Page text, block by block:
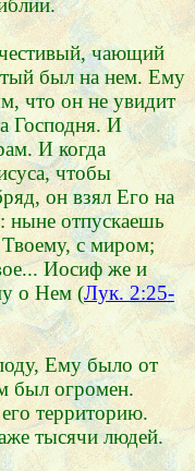
чающий
был на нем. Ему
что он не увидит
Господня. И
И когда
чтобы
он взял Его на
ныне отпускаешь
с миром;
Иосиф же и
о Нем (Лук. 2:25-
Ему было от
был огромен.
территорию.
тысячи людей.